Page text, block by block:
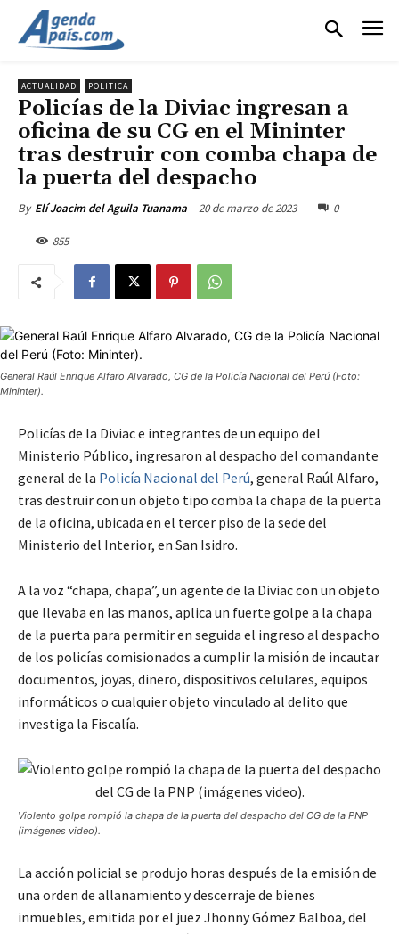
ACTUALIDAD POLITICA
Policías de la Diviac ingresan a
oficina de su CG en el Mininter
tras destruir con comba chapa de
la puerta del despacho
By Elí Joacim del Aguila Tuanama 20 de marzo de 2023 0
855
General Raúl Enrique Alfaro Alvarado, CG de la Policía Nacional del Perú (Foto:
Mininter).
Policías de la Diviac e integrantes de un equipo del
Ministerio Público, ingresaron al despacho del comandante
general de la Policía Nacional del Perú, general Raúl Alfaro,
tras destruir con un objeto tipo comba la chapa de la puerta
de la oficina, ubicada en el tercer piso de la sede del
Ministerio del Interior, en San Isidro.
A la voz “chapa, chapa”, un agente de la Diviac con un objeto
que llevaba en las manos, aplica un fuerte golpe a la chapa
de la puerta para permitir en seguida el ingreso al despacho
de los policías comisionados a cumplir la misión de incautar
documentos, joyas, dinero, dispositivos celulares, equipos
informáticos o cualquier objeto vinculado al delito que
investiga la Fiscalía.
Violento golpe rompió la chapa de la puerta del despacho del CG de la PNP
(imágenes video).
La acción policial se produjo horas después de la emisión de
una orden de allanamiento y descerraje de bienes
inmuebles, emitida por el juez Jhonny Gómez Balboa, del